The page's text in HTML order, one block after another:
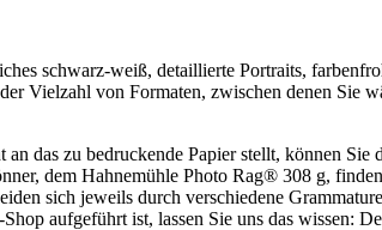
schwarz-weiß, detaillierte Portraits,
Vielzahl von Formaten, zwischen denen Sie
das zu bedruckende Papier stellt, können Sie
dem Hahnemühle Photo Rag® 308 g,
sich jeweils durch verschiedene
aufgeführt ist, lassen Sie uns das wissen: